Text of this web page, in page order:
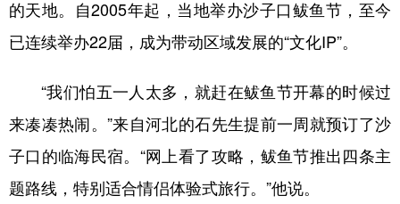
的天地。自2005年起，当地举办沙子口鲅鱼节，至今
已连续举办22届，成为带动区域发展的“文化IP”。
“我们怕五一人太多，就赶在鲅鱼节开幕的时候过
来凑凑热闹。”来自河北的石先生提前一周就预订了沙
子口的临海民宿。“网上看了攻略，鲅鱼节推出四条主
题路线，特别适合情侣体验式旅行。”他说。